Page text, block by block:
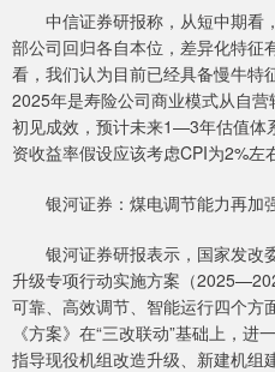
中信证券研报称，从短中期看
部公司回归各自本位，差异化特征
看，我们认为目前已经具备慢牛特
2025年是寿险公司商业模式从自
初见成效，预计未来1—3年估值体
资收益率假设应该考虑CPI为2%左
银河证券：煤电调节能力再加
银河证券研报表示，国家发改
升级专项行动实施方案（
可靠、高效调节、智能运行四个方
《方案》在“三改联动”基础上，进
指导现役机组改造升级、新建机组